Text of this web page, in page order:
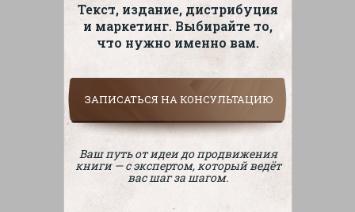
ЗАПИСАТЬСЯ НА КОНСУЛЬТАЦИЮ
Текст, издание, дистрибуция
и маркетинг. Выбирайте то,
что нужно именно вам.
Ваш путь от идеи до продвижения
книги — с экспертом, который ведёт
вас шаг за шагом.